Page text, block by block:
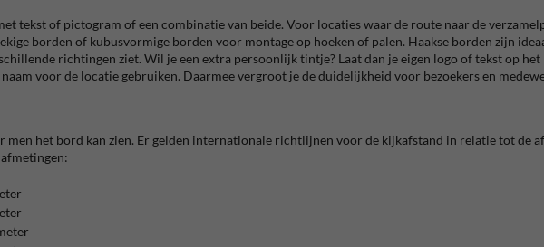
tekst of pictogram of een combinatie van beide. Voor locaties waar de route naar de
borden of kubusvormige borden voor montage op hoeken of palen. Haakse borden zijn
richtingen ziet. Wil je een extra persoonlijk tintje? Laat dan je eigen logo of tekst op
voor de locatie gebruiken. Daarmee vergroot je de duidelijkheid voor bezoekers en
men het bord kan zien. Er gelden internationale richtlijnen voor de kijkafstand in relatie tot de